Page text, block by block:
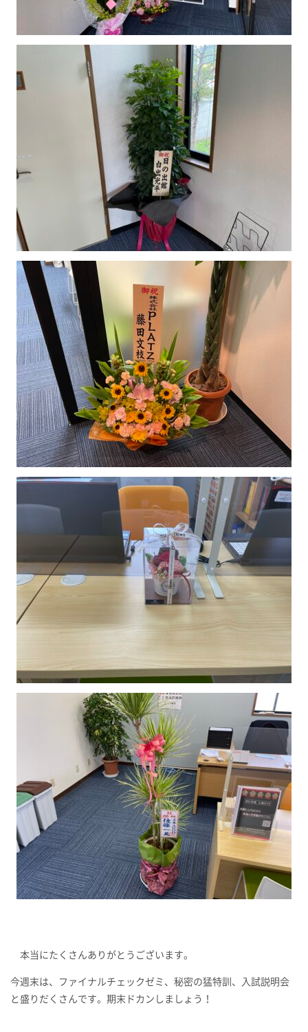
本当にたくさんありがとうございます。
今週末は、ファイナルチェックゼミ、秘密の猛特訓、入試説明会
と盛りだくさんです。期末ドカンしましょう！